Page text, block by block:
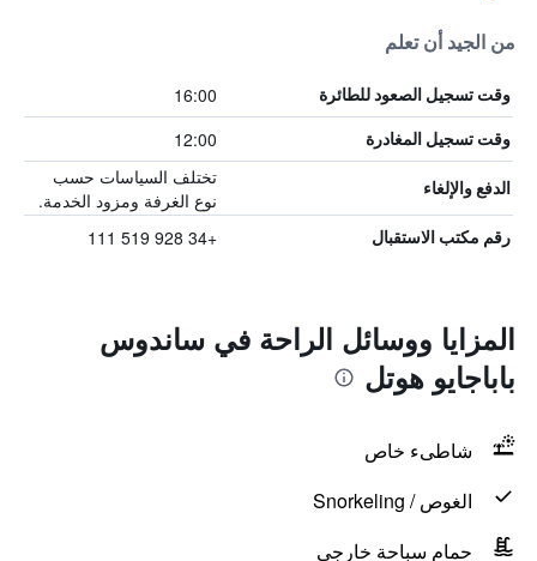
من الجيد أن تعلم
وقت تسجيل الصعود للطائرة 16:00
وقت تسجيل المغادرة 12:00
الدفع والإلغاء
تختلف السياسات حسب
نوع الغرفة ومزود الخدمة.
رقم مكتب الاستقبال +34 928 519 111
المزايا ووسائل الراحة في ساندوس
باباجايو هوتل
شاطىء خاص
الغوص / Snorkeling
حمام سباحة خارجي